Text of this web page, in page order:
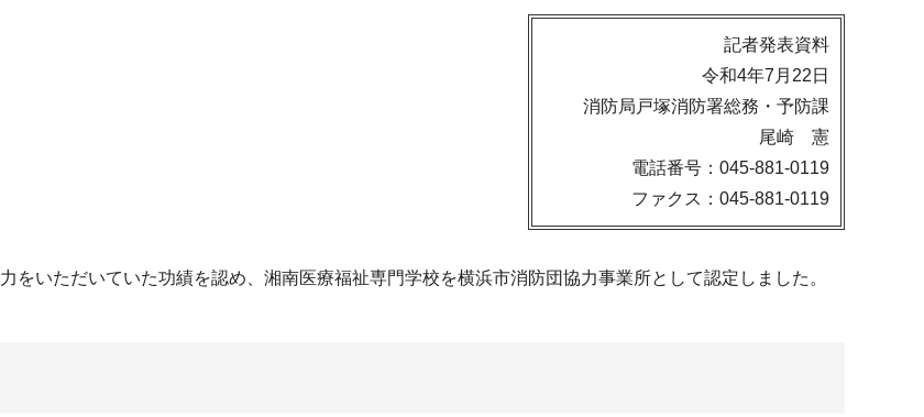
記者発表資料
令和4年7月22日
消防局戸塚消防署総務・予防課
尾崎 憲
電話番号：045-881-0119
ファクス：045-881-0119
をいただいていた功績を認め、湘南医療福祉専門学校を横浜市消防団協力事業所として認定しました。